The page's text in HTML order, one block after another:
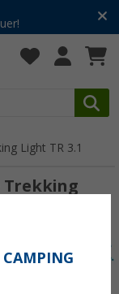
Light TR 3.1
Trekking
CAMPING